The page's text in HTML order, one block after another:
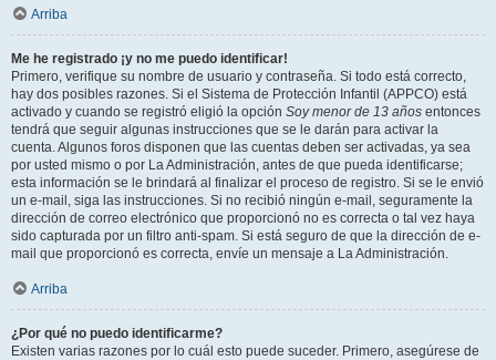
Arriba
Me he registrado ¡y no me puedo identificar!
Primero, verifique su nombre de usuario y contraseña. Si todo está correcto,
hay dos posibles razones. Si el Sistema de Protección Infantil (APPCO) está
activado y cuando se registró eligió la opción Soy menor de 13 años entonces
tendrá que seguir algunas instrucciones que se le darán para activar la
cuenta. Algunos foros disponen que las cuentas deben ser activadas, ya sea
por usted mismo o por La Administración, antes de que pueda identificarse;
esta información se le brindará al finalizar el proceso de registro. Si se le envió
un e-mail, siga las instrucciones. Si no recibió ningún e-mail, seguramente la
dirección de correo electrónico que proporcionó no es correcta o tal vez haya
sido capturada por un filtro anti-spam. Si está seguro de que la dirección de e-
mail que proporcionó es correcta, envíe un mensaje a La Administración.
Arriba
¿Por qué no puedo identificarme?
Existen varias razones por lo cuál esto puede suceder. Primero, asegúrese de